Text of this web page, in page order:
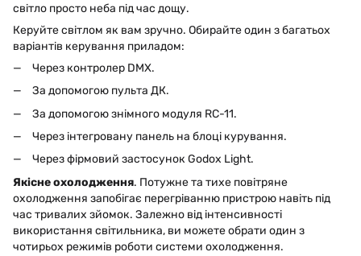
світло просто неба під час дощу.
Керуйте світлом як вам зручно. Обирайте один з багатьох
варіантів керування приладом:
Через контролер DMX.
За допомогою пульта ДК.
За допомогою знімного модуля RC-11.
Через інтегровану панель на блоці курування.
Через фірмовий застосунок Godox Light.
Якісне охолодження. Потужне та тихе повітряне
охолодження запобігає перегріванню пристрою навіть під
час тривалих зйомок. Залежно від інтенсивності
використання світильника, ви можете обрати один з
чотирьох режимів роботи системи охолодження.